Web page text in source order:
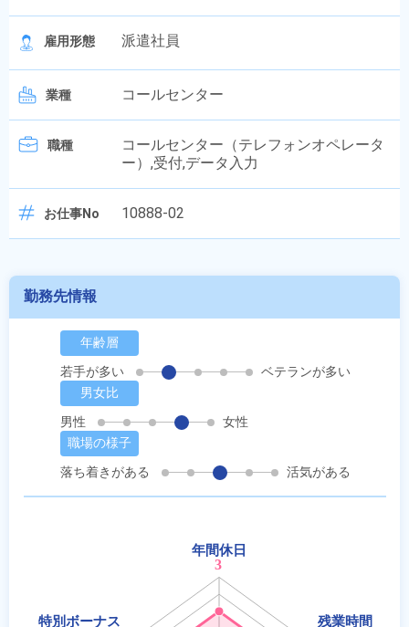
雇用形態 派遣社員
業種 コールセンター
職種
コールセンター（テレフォンオペレータ
ー）,受付,データ入力
お仕事No 10888-02
勤務先情報
年齢層
若手が多い
ベテランが多い
男女比
男性
女性
職場の様子
落ち着きがある
活気がある